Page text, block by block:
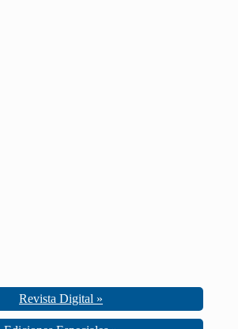
Revista Digital »